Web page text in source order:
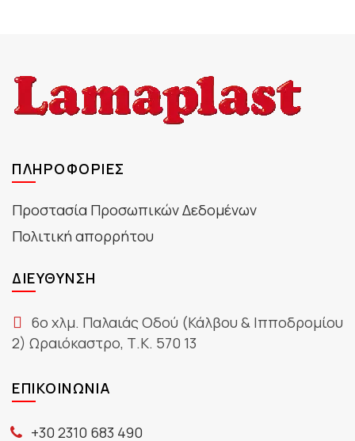
ΠΛΗΡΟΦΟΡΊΕΣ
Προστασία Προσωπικών Δεδομένων
Πολιτική απορρήτου
ΔΙΕΎΘΥΝΣΗ
6ο χλμ. Παλαιάς Οδού (Κάλβου & Ιπποδρομίου
2) Ωραιόκαστρο, Τ.Κ. 570 13
ΕΠΙΚΟΙΝΩΝΊΑ
+30 2310 683 490